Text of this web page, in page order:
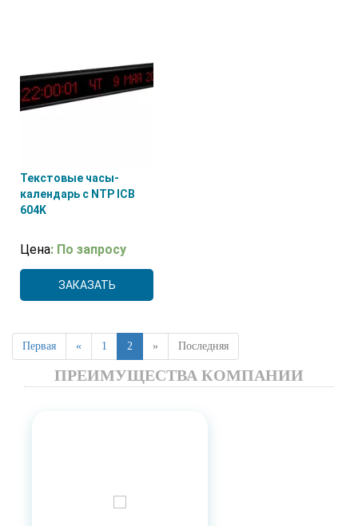
Текстовые часы-
календарь с NTP ICB
604K
Цена: По запросу
ЗАКАЗАТЬ
Первая « 1 2 » Последняя
ПРЕИМУЩЕСТВА КОМПАНИИ